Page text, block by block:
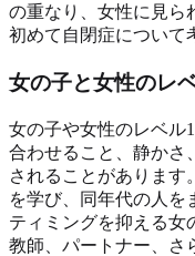
の重なり、女性に見ら
初めて自閉症について
女の子と女性のレ
女の子や女性のレベル
合わせること、静かさ
されることがあります
を学び、同年代の人を
ティミングを抑える女
教師、パートナー、さ